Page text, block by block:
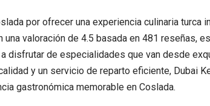
por ofrecer una experiencia culinaria turca
valoración de 4.5 basada en 481 reseñas,
disfrutar de especialidades que van desde
y un servicio de reparto eficiente, Dubai
gastronómica memorable en Coslada.